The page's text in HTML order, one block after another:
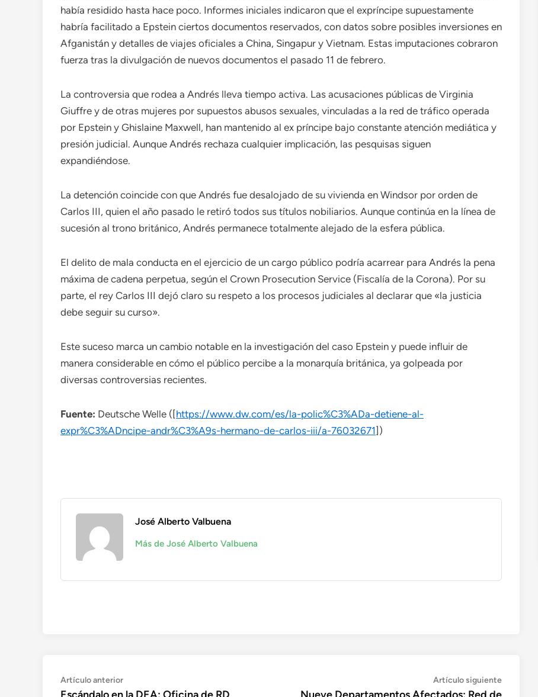
había residido hasta hace poco. Informes iniciales indicaron que el expríncipe supuestamente
habría facilitado a Epstein ciertos documentos reservados, con datos sobre posibles inversiones en
Afganistán y detalles de viajes oficiales a China, Singapur y Vietnam. Estas imputaciones cobraron
fuerza tras la divulgación de nuevos documentos el pasado 11 de febrero.
La controversia que rodea a Andrés lleva tiempo activa. Las acusaciones públicas de Virginia
Giuffre y de otras mujeres por supuestos abusos sexuales, vinculadas a la red de tráfico operada
por Epstein y Ghislaine Maxwell, han mantenido al ex príncipe bajo constante atención mediática y
presión judicial. Aunque Andrés rechaza cualquier implicación, las pesquisas siguen
expandiéndose.
La detención coincide con que Andrés fue desalojado de su vivienda en Windsor por orden de
Carlos III, quien el año pasado le retiró todos sus títulos nobiliarios. Aunque continúa en la línea de
sucesión al trono británico, Andrés permanece totalmente alejado de la esfera pública.
El delito de mala conducta en el ejercicio de un cargo público podría acarrear para Andrés la pena
máxima de cadena perpetua, según el Crown Prosecution Service (Fiscalía de la Corona). Por su
parte, el rey Carlos III dejó claro su respeto a los procesos judiciales al declarar que «la justicia
debe seguir su curso».
Este suceso marca un cambio notable en la investigación del caso Epstein y puede influir de
manera considerable en cómo el público percibe a la monarquía británica, ya golpeada por
diversas controversias recientes.
Fuente: Deutsche Welle ([https://www.dw.com/es/la-polic%C3%ADa-detiene-al-
expr%C3%ADncipe-andr%C3%A9s-hermano-de-carlos-iii/a-76032671])
José Alberto Valbuena
Más de José Alberto Valbuena
Navegación
Artículo anteriorArtículo
anterior:
Artículo siguienteArtículo
siguiente: